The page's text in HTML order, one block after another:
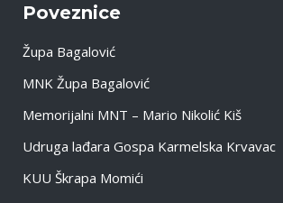
Poveznice
Župa Bagalović
MNK Župa Bagalović
Memorijalni MNT – Mario Nikolić Kiš
Udruga lađara Gospa Karmelska Krvavac
KUU Škrapa Momići